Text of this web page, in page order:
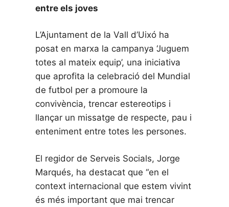
entre els joves
L’Ajuntament de la Vall d’Uixó ha
posat en marxa la campanya ‘Juguem
totes al mateix equip’, una iniciativa
que aprofita la celebració del Mundial
de futbol per a promoure la
convivència, trencar estereotips i
llançar un missatge de respecte, pau i
enteniment entre totes les persones.
El regidor de Serveis Socials, Jorge
Marqués, ha destacat que “en el
context internacional que estem vivint
és més important que mai trencar